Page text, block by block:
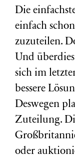
Die
einfach
zuzuteilen.
Und
sich im
bessere
Deswegen
Zuteilung.
oder